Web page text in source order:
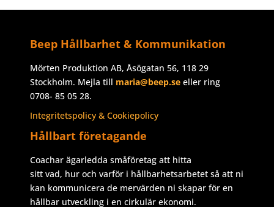
Beep Hållbarhet & Kommunikation
Mörten Produktion AB, Åsögatan 56, 118 29
Stockholm. Mejla till maria@beep.seeller ring
0708- 85 05 28.
Integritetspolicy & Cookiepolicy
Hållbart företagande
Coachar ägarledda småföretag att hitta
sitt vad, hur och varför i hållbarhetsarbetet så att ni
kan kommunicera de mervärden ni skapar för en
hållbar utveckling i en cirkulär ekonomi.